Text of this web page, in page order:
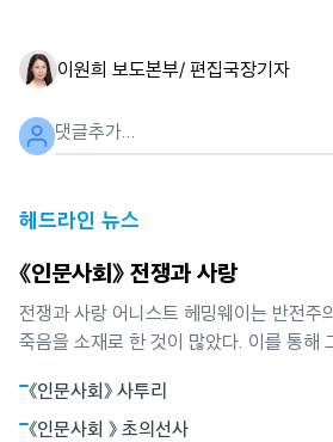
이원희 보도본부/ 편집국장기자
헤드라인 뉴스
《인문사회》 전쟁과 사랑
전쟁과 사랑 어니스트 헤밍웨이는 반전주
죽음을 소재로 한 것이 많았다. 이를 통해
철학이었다. 그는 그것이 용기로 죽음과
믿었다. 그의 장편 ‘누구를 위하여 종을 울
《인문사회》 사투리
《인문사회 》 초의선사